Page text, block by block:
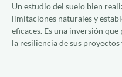
Un estudio del suelo bien
limitaciones naturales y
eficaces. Es una inversión
la resiliencia de sus